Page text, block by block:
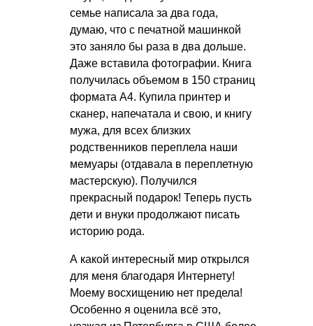
семье написала за два года,
думаю, что с печатной машинкой
это заняло бы раза в два дольше.
Даже вставила фотографии. Книга
получилась объемом в 150 страниц
формата А4. Купила принтер и
сканер, напечатала и свою, и книгу
мужа, для всех близких
родственников переплела наши
мемуары (отдавала в переплетную
мастерскую). Получился
прекрасный подарок! Теперь пусть
дети и внуки продолжают писать
историю рода.
А какой интересный мир открылся
для меня благодаря Интернету!
Моему восхищению нет предела!
Особенно я оценила всё это,